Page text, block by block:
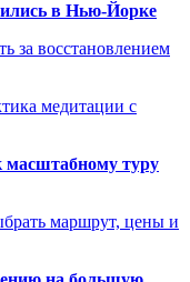
в Нью-Йорке
за восстановлением
медитации с
масштабному туру
маршрут, цены и